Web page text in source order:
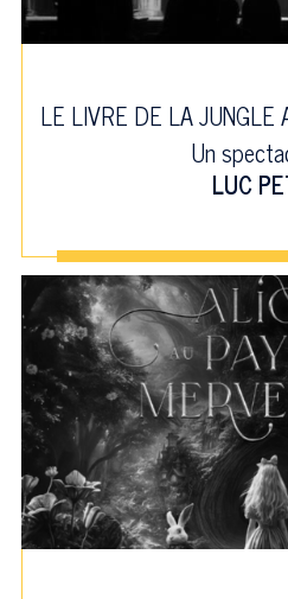
LE LIVRE DE LA JUNGLE
Un
LUC